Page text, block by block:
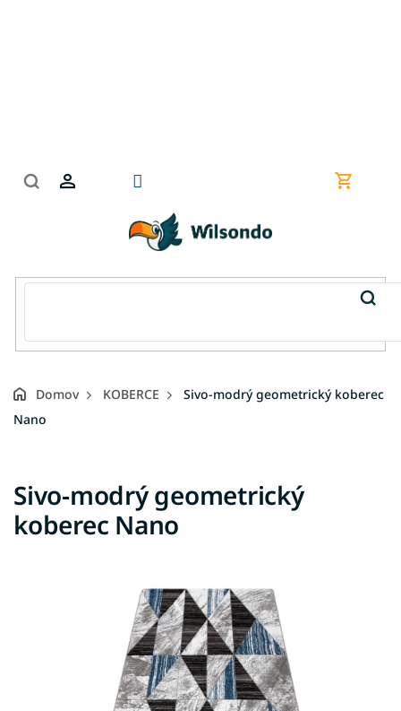
Domov KOBERCE
Sivo-modrý geometrický koberec
Nano
Sivo-modrý geometrický
koberec Nano